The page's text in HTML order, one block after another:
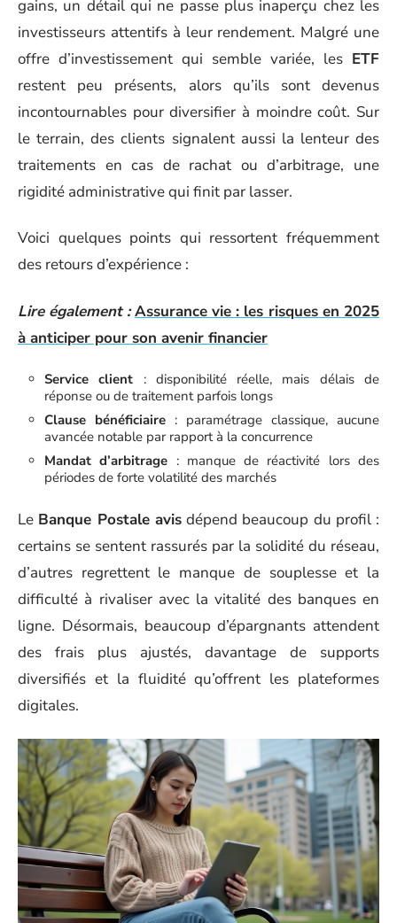
gains, un détail qui ne passe plus inaperçu chez les
investisseurs attentifs à leur rendement. Malgré une
offre d’investissement qui semble variée, les ETF
restent peu présents, alors qu’ils sont devenus
incontournables pour diversifier à moindre coût. Sur
le terrain, des clients signalent aussi la lenteur des
traitements en cas de rachat ou d’arbitrage, une
rigidité administrative qui finit par lasser.
Voici quelques points qui ressortent fréquemment
des retours d’expérience :
Lire également :Assurance vie : les risques en 2025
à anticiper pour son avenir financier
Service client : disponibilité réelle, mais délais de
réponse ou de traitement parfois longs
Clause bénéficiaire : paramétrage classique, aucune
avancée notable par rapport à la concurrence
Mandat d’arbitrage : manque de réactivité lors des
périodes de forte volatilité des marchés
Le Banque Postale avisdépend beaucoup du profil :
certains se sentent rassurés par la solidité du réseau,
d’autres regrettent le manque de souplesse et la
difficulté à rivaliser avec la vitalité des banques en
ligne. Désormais, beaucoup d’épargnants attendent
des frais plus ajustés, davantage de supports
diversifiés et la fluidité qu’offrent les plateformes
digitales.